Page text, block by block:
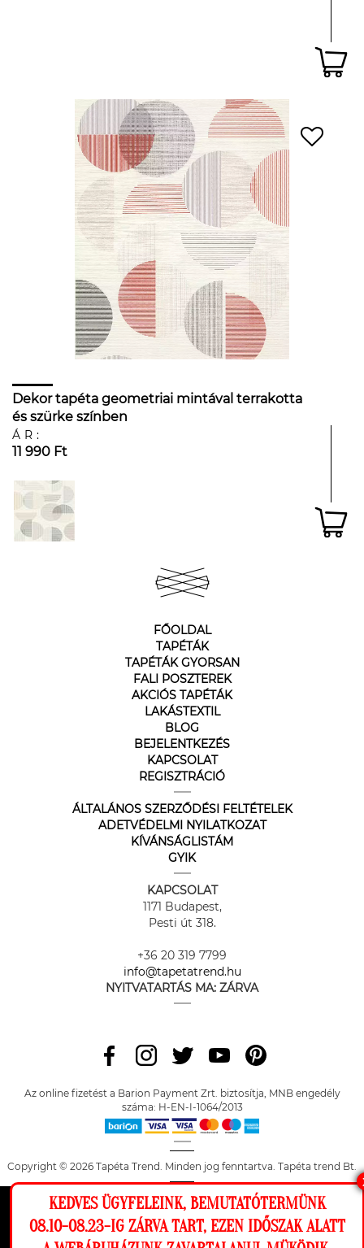
Ez a weboldal cookie-kat használ, hogy a
lehető legjobb élményt nyújtsa honlapunkon.
Dekor tapéta geometriai mintával terrakotta
és szürke színben
ÁR:
11 990 Ft
FŐOLDAL
TAPÉTÁK
TAPÉTÁK GYORSAN
FALI POSZTEREK
AKCIÓS TAPÉTÁK
LAKÁSTEXTIL
BLOG
BEJELENTKEZÉS
KAPCSOLAT
REGISZTRÁCIÓ
ÁLTALÁNOS SZERZŐDÉSI FELTÉTELEK
ADETVÉDELMI NYILATKOZAT
KÍVÁNSÁGLISTÁM
GYIK
KAPCSOLAT
1171 Budapest,
Pesti út 318.
+36 20 319 7799
info@tapetatrend.hu
NYITVATARTÁS MA: ZÁRVA
Az online fizetést a Barion Payment Zrt. biztosítja, MNB engedély
száma: H-EN-I-1064/2013
Copyright © 2026 Tapéta Trend. Minden jog fenntartva. Tapéta trend Bt.
KEDVES ÜGYFELEINK, BEMUTATÓTERMÜNK
08.10-08.23-IG ZÁRVA TART, EZEN IDŐSZAK ALATT